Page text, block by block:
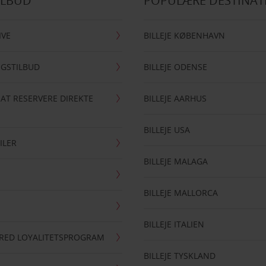
RESERVERE DIREKTE
LOYALITETSPROGRAM
BILLEJE KØBENHAVN
BILLEJE ODENSE
BILLEJE AARHUS
BILLEJE USA
BILLEJE MALAGA
BILLEJE MALLORCA
BILLEJE ITALIEN
BILLEJE TYSKLAND